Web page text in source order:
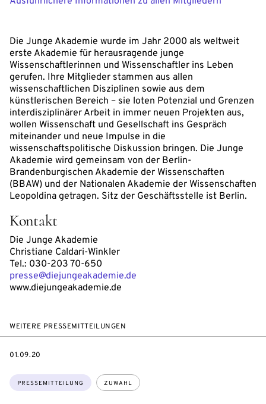
Die Junge Akademie wurde im Jahr 2000 als weltweit
erste Akademie für herausragende junge
Wissenschaftlerinnen und Wissenschaftler ins Leben
gerufen. Ihre Mitglieder stammen aus allen
wissenschaftlichen Disziplinen sowie aus dem
künstlerischen Bereich – sie loten Potenzial und Grenzen
interdisziplinärer Arbeit in immer neuen Projekten aus,
wollen Wissenschaft und Gesellschaft ins Gespräch
miteinander und neue Impulse in die
wissenschaftspolitische Diskussion bringen. Die Junge
Akademie wird gemeinsam von der Berlin-
Brandenburgischen Akademie der Wissenschaften
(BBAW) und der Nationalen Akademie der Wissenschaften
Leopoldina getragen. Sitz der Geschäftsstelle ist Berlin.
Kontakt
Die Junge Akademie
Christiane Caldari-Winkler
Tel.: 030-203 70-650
presse@diejungeakademie.de
www.diejungeakademie.de
WEITERE PRESSEMITTEILUNGEN
Themen:
PRESSEMITTEILUNG ZUWAHL
DATE
01.09.20